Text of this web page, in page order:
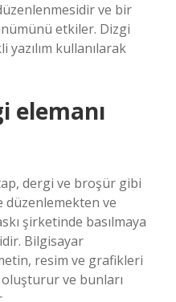
ve bir
etkiler. Dizgi
kullanılarak
elemanı
dergi ve broşür gibi
düzenlemekten ve
şirketinde basılmaya
Bilgisayar
resim ve grafikleri
ve bunları